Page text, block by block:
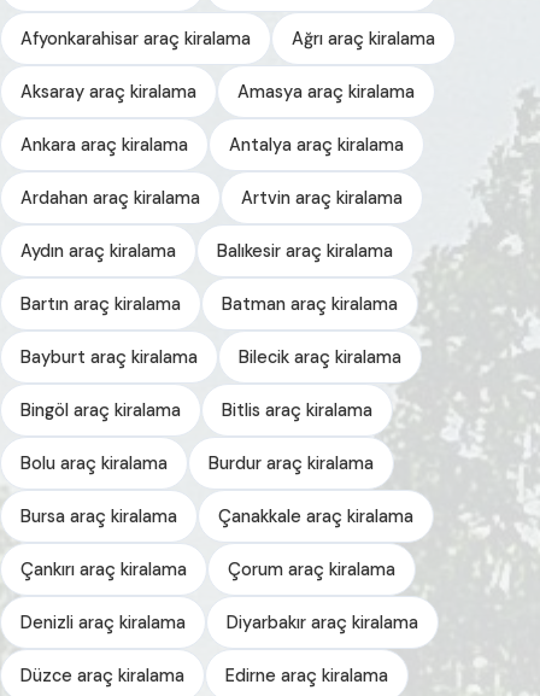
Afyonkarahisar araç kiralama Ağrı araç kiralama
Aksaray araç kiralama Amasya araç kiralama
Ankara araç kiralama Antalya araç kiralama
Ardahan araç kiralama Artvin araç kiralama
Aydın araç kiralama Balıkesir araç kiralama
Bartın araç kiralama Batman araç kiralama
Bayburt araç kiralama Bilecik araç kiralama
Bingöl araç kiralama Bitlis araç kiralama
Bolu araç kiralama Burdur araç kiralama
Bursa araç kiralama Çanakkale araç kiralama
Çankırı araç kiralama Çorum araç kiralama
Denizli araç kiralama Diyarbakır araç kiralama
Düzce araç kiralama Edirne araç kiralama